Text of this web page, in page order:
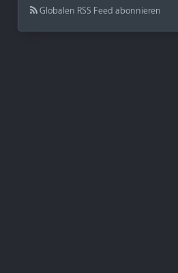
Globalen RSS Feed abonnieren